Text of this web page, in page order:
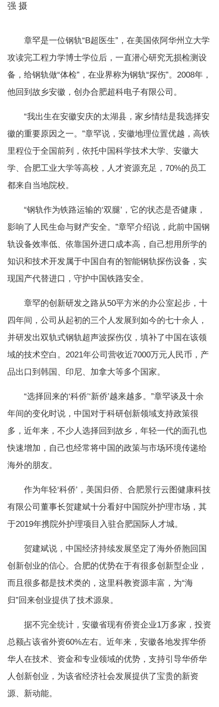
强 摄
章罕是一位钢轨“B超医生”，在美国依阿华州立大学
攻读完工程力学博士学位后，一直潜心研究无损检测设
备，给钢轨做“体检”，在业界称为钢轨“探伤”。2008年，
他回到故乡安徽，创办合肥超科电子有限公司。
“我出生在安徽安庆的太湖县，家乡情结是我选择安
徽的重要原因之一。”章罕说，安徽地理位置优越，高铁
里程位于全国前列，依托中国科学技术大学、安徽大
学、合肥工业大学等高校，人才资源充足，70%的员工
都来自当地院校。
“钢轨作为铁路运输的‘双腿’，它的状态是否健康，
影响了人民生命与财产安全。”章罕介绍说，此前中国钢
轨设备效率低、依靠国外进口成本高，自己想用所学的
知识和技术开发属于中国自有的智能钢轨探伤设备，实
现国产代替进口，守护中国铁路安全。
章罕的创新研发之路从50平方米的办公室起步，十
四年间，公司从起初的三个人发展到如今的七十余人，
并研发出双轨式钢轨超声波探伤仪，填补了中国在该领
域的技术空白。2021年公司营收近7000万元人民币，产
品出口到韩国、印尼、加拿大等多个国家。
“选择回来的‘科侨’‘新侨’越来越多。”章罕谈及十余
年间的变化时说，中国对于科研创新领域支持政策很
多，近年来，不少人选择回到故乡，年轻一代的面孔也
快速增加，自己也经常将中国的政策与市场环境传递给
海外的朋友。
作为年轻‘科侨’，美国归侨、合肥景行云图健康科技
有限公司董事长贺建斌十分看好中国院外护理市场，其
于2019年携院外护理项目入驻合肥国际人才城。
贺建斌说，中国经济持续发展坚定了海外侨胞回国
创新创业的信心。合肥的优势在于有很多创新型企业，
而且很多都是技术类的，这里科教资源丰富，为“海
归”回来创业提供了技术源泉。
据不完全统计，安徽省现有侨资企业1万多家，投资
总额占该省外资60%左右。近年来，安徽各地发挥华侨
华人在技术、资金和专业领域的优势，支持引导华侨华
人创新创业，为该省经济社会发展提供了宝贵的新资
源、新动能。